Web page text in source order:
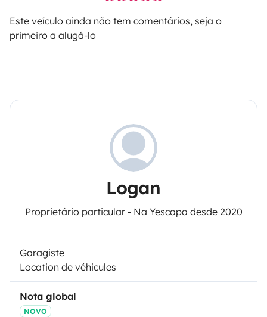
Este veículo ainda não tem comentários, seja o
primeiro a alugá-lo
Logan
Proprietário particular - Na Yescapa desde 2020
Garagiste
Location de véhicules
Nota global
NOVO